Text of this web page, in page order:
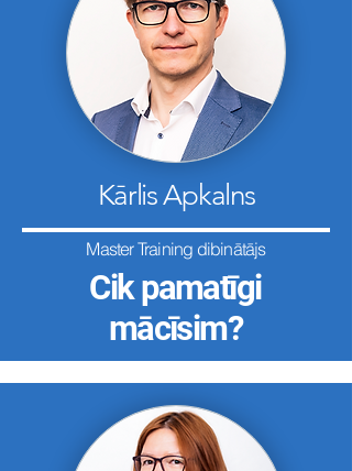
Kārlis Apkalns
Master Training dibinātājs
Cik pamatīgi
​mācīsim?